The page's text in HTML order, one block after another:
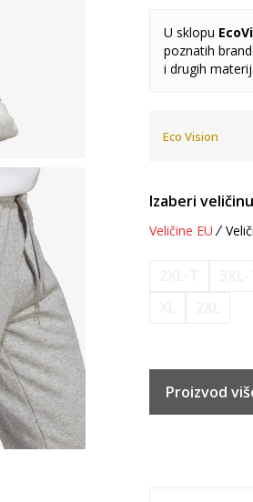
U sklopu
poznatih
i drugih
Eco Vision
Izaberi
Veličine EU
Proizvod